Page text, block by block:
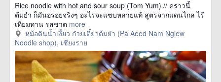
Rice noodle with hot and sour soup (Tom Yum) // คราวนี้
ต้มยำ ก็มันอร่อยจริงๆ อะไรจะแซบหลายแท้ สูตรจากแดนไกล ไร้
เทียมทาน รสชาต more
หม้อดินน้ำเงี้ยว ก๋วยเตี๋ยวต้มยำ (Pa Aeed Nam Ngiew
Noodle shop), เชียงราย